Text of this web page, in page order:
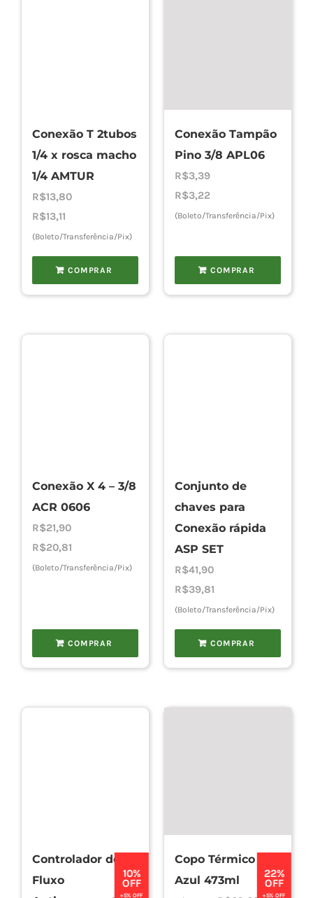
Conexão T 2tubos
1/4 x rosca macho
1/4 AMTUR
R$13,80
R$13,11
(Boleto/Transferência/Pix)
COMPRAR
Conexão Tampão
Pino 3/8 APL06
R$3,39
R$3,22
(Boleto/Transferência/Pix)
COMPRAR
Conexão X 4 – 3/8
ACR 0606
R$21,90
R$20,81
(Boleto/Transferência/Pix)
COMPRAR
Conjunto de
chaves para
Conexão rápida
ASP SET
R$41,90
R$39,81
(Boleto/Transferência/Pix)
COMPRAR
10%
OFF
+5% OFF
Controlador de
Fluxo
22%
OFF
+5% OFF
Copo Térmico
Azul 473ml